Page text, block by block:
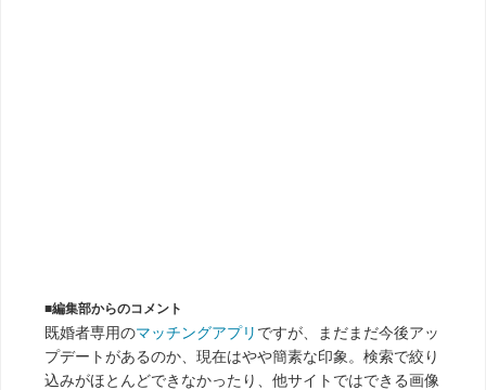
■編集部からのコメント
既婚者専用のマッチングアプリ ですが、まだまだ今後アッ
プデートがあるのか、現在はやや簡素な印象。 検索で絞り
込みがほとんどできなかったり、他サイトではできる画像